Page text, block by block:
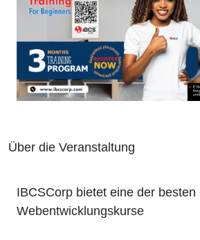
Über die Veranstaltung
IBCSCorp bietet eine der besten
Webentwicklungskurse